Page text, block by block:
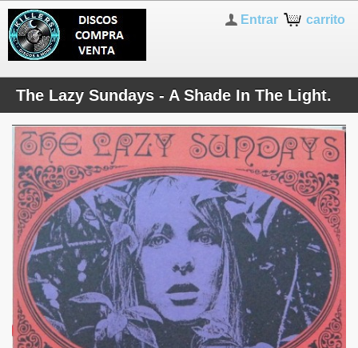
carrito
Entrar
The Lazy Sundays - A Shade In The Light.